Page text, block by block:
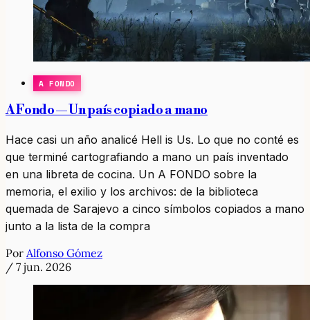
A FONDO
A Fondo — Un país copiado a mano
Hace casi un año analicé Hell is Us. Lo que no conté es
que terminé cartografiando a mano un país inventado
en una libreta de cocina. Un A FONDO sobre la
memoria, el exilio y los archivos: de la biblioteca
quemada de Sarajevo a cinco símbolos copiados a mano
junto a la lista de la compra
Por Alfonso Gómez
/ 7 jun. 2026